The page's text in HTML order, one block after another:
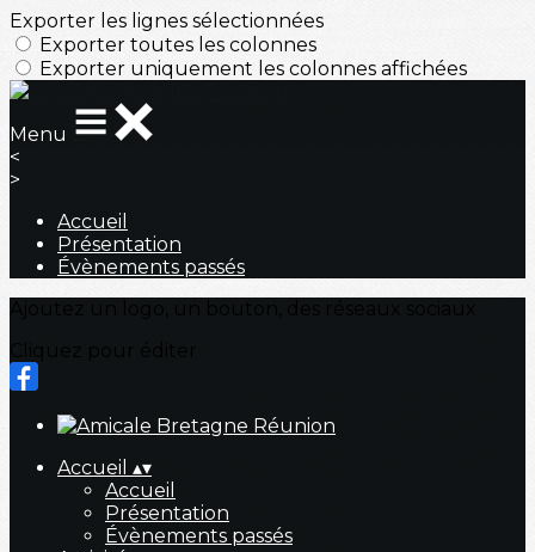
Exporter les lignes sélectionnées
Exporter toutes les colonnes
Exporter uniquement les colonnes affichées
Menu
<
>
Accueil
Présentation
Évènements passés
Accueil ▴▾
Accueil
Présentation
Évènements passés